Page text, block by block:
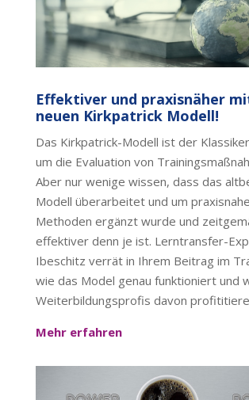
Effektiver und praxisnäher
neuen Kirkpatrick Modell!
Das Kirkpatrick-Modell ist der
um die Evaluation von
Aber nur wenige wissen, dass das
Modell überarbeitet und um
Methoden ergänzt wurde und
effektiver denn je ist. Lerntransfer-
Ibeschitz verrät in Ihrem Beitrag im
wie das Model genau funktioniert und
Weiterbildungsprofis davon
Mehr erfahren